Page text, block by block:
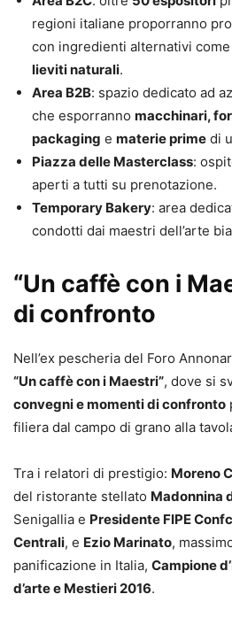
regioni italiane proporranno
con ingredienti alternativi come
lieviti naturali.
Area B2B: spazio dedicato ad
che esporranno macchinari,
packaging e materie prime di
Piazza delle Masterclass:
aperti a tutti su prenotazione.
Temporary Bakery: area
condotti dai maestri dell’arte
“Un caffè con i
di confronto
Nell’ex pescheria del Foro
“Un caffè con i Maestri”, dove si
convegni e momenti di confronto
filiera dal campo di grano alla
Tra i relatori di prestigio: Moreno
del ristorante stellato Madonnina
Senigallia e Presidente FIPE
Centrali, e Ezio Marinato,
panificazione in Italia, Campione
d’arte e Mestieri 2016.